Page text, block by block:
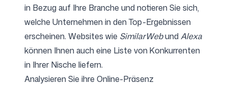
in Bezug auf Ihre Branche und notieren Sie sich,
welche Unternehmen in den Top-Ergebnissen
erscheinen. Websites wie SimilarWebundAlexa
können Ihnen auch eine Liste von Konkurrenten
in Ihrer Nische liefern.
Analysieren Sie ihre Online-Präsenz